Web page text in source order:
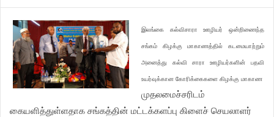
இலங்கை கல்விசாரா ஊழியர் ஒன்றிணைந்த
சங்கம் கிழக்கு மாகாணத்தில் கடமையாற்றும்
அனைத்து கல்வி சாரா ஊழியர்களின் பதவி
உயர்வுக்கான கோரிக்கைகளை கிழக்கு மாகாண
முதலமைச்சரிடம்
கையளித்துள்ளதாக சங்கத்தின் மட்டக்களப்பு கிளைச் செயலாளர்